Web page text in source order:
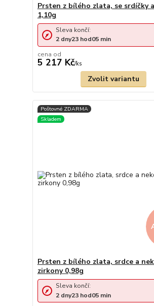
Prsten z bílého zlata, se srdíčky
1,10g
cena od
5 217 Kč/ks
Sleva končí:
2 dny23 hod05 min
Zvolit variantu
Prsten z bílého zlata, srdce a
zirkony 0,98g
Sleva končí:
2 dny23 hod05 min